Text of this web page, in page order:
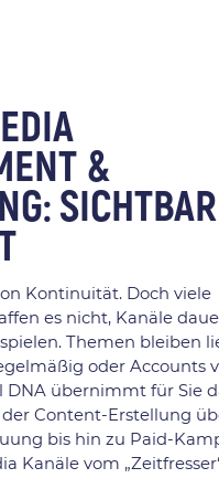
&
Kontinuität. Doch viele
es nicht, Kanäle
Themen bleiben
oder Accounts
DNA übernimmt für Sie
Content-Erstellung
bis hin zu Paid-
Kanäle vom